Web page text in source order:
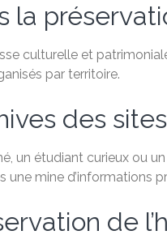
la
culturelle et
par territoire.
des
un étudiant curieux ou
une mine d’informations
de